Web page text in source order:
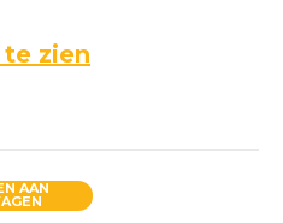
zien
75cl aantal
AAN